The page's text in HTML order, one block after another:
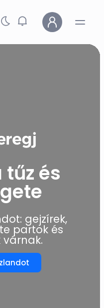
tűz és
gejzírek,
partok és